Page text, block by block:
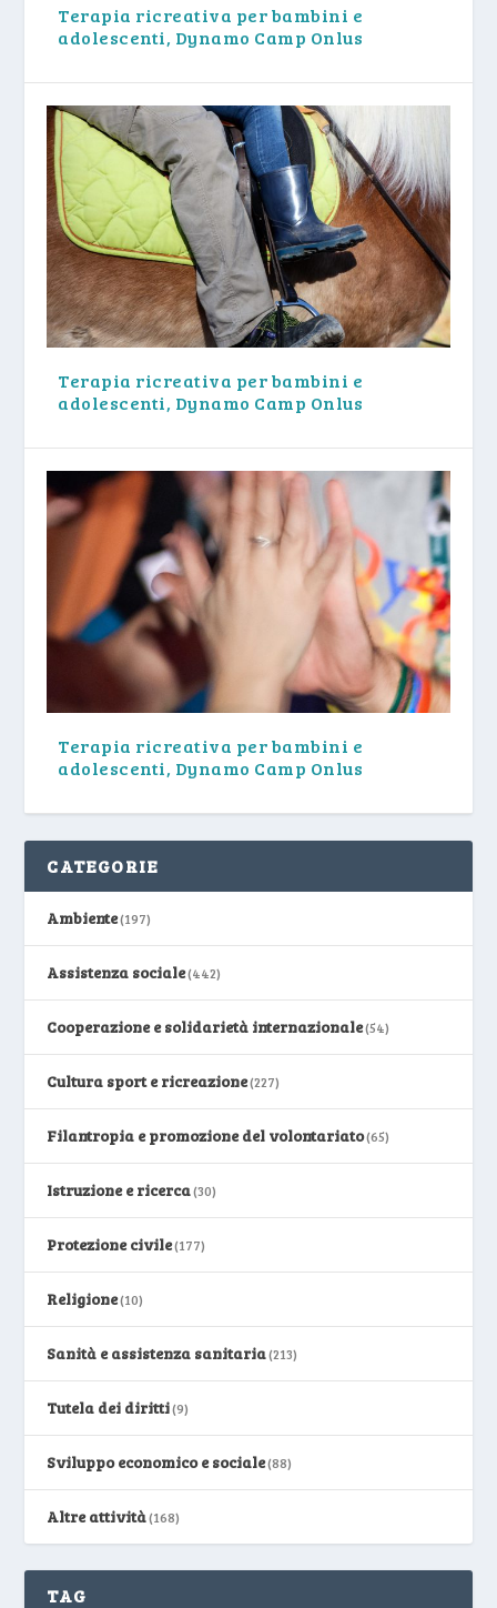
Terapia ricreativa per bambini e
adolescenti, Dynamo Camp Onlus
Terapia ricreativa per bambini e
adolescenti, Dynamo Camp Onlus
Terapia ricreativa per bambini e
adolescenti, Dynamo Camp Onlus
CATEGORIE
Ambiente(197)
Assistenza sociale(442)
Cooperazione e solidarietà internazionale(54)
Cultura sport e ricreazione(227)
Filantropia e promozione del volontariato(65)
Istruzione e ricerca(30)
Protezione civile(177)
Religione(10)
Sanità e assistenza sanitaria(213)
Tutela dei diritti(9)
Sviluppo economico e sociale(88)
Altre attività(168)
TAG